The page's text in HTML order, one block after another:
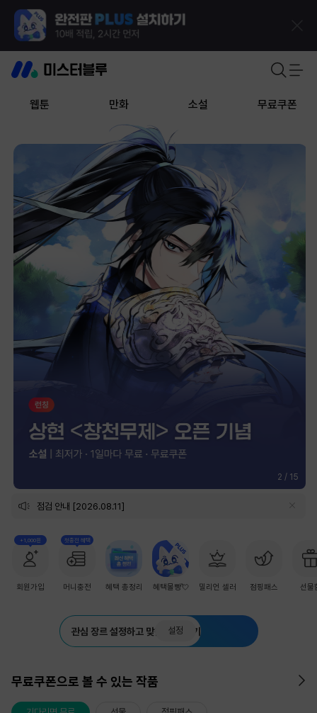
웹툰 만화 소설 무료쿠폰
2 / 15
점검 안내 [2026.08.11]
+1,000원
회원가입
첫충전 혜택
머니충전 혜택 총정리 혜택몰빵💘 밀리언 셀러 점핑패스 선물
관심 장르 설정하고 맞춤 추천 받기
설정
무료쿠폰으로 볼 수 있는 작품